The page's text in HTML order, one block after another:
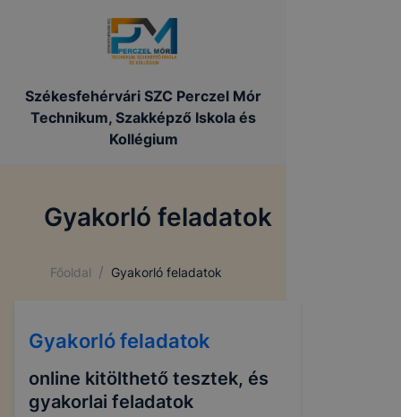
Székesfehérvári SZC Perczel Mór
Technikum, Szakképző Iskola és
Kollégium
Gyakorló feladatok
Főoldal / Gyakorló feladatok
Gyakorló feladatok
online kitölthető tesztek, és
gyakorlai feladatok